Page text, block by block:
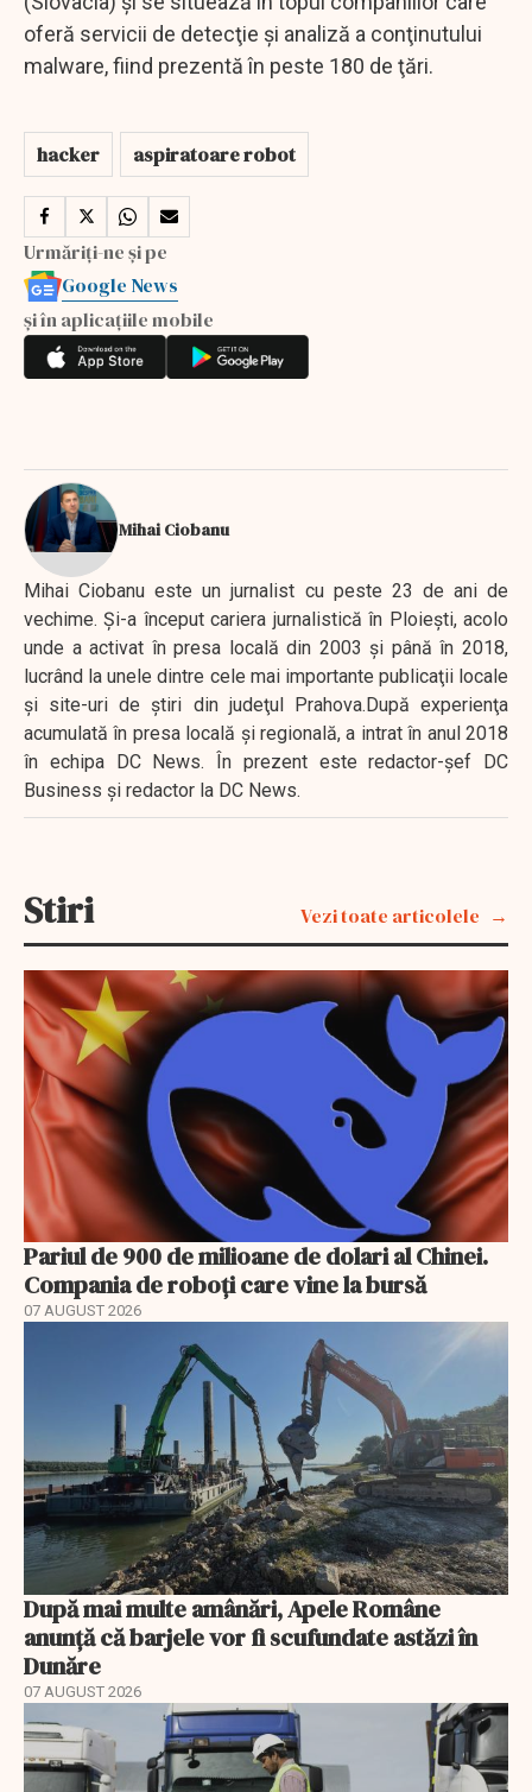
oferă servicii de detecţie şi analiză a conţinutului
malware, fiind prezentă în peste 180 de ţări.
hacker aspiratoare robot
Urmăriți-ne și pe
Google News
și în aplicațiile mobile
Mihai Ciobanu
Mihai Ciobanu este un jurnalist cu peste 23 de ani de
vechime. Şi-a început cariera jurnalistică în Ploieşti, acolo
unde a activat în presa locală din 2003 şi până în 2018,
lucrând la unele dintre cele mai importante publicaţii locale
şi site-uri de ştiri din judeţul Prahova.După experienţa
acumulată în presa locală şi regională, a intrat în anul 2018
în echipa DC News. În prezent este redactor-şef DC
Business şi redactor la DC News.
Stiri Vezi toate articolele
Pariul de 900 de milioane de dolari al Chinei.
Compania de roboți care vine la bursă
07 AUGUST 2026
După mai multe amânări, Apele Române
anunță că barjele vor fi scufundate astăzi în
Dunăre
07 AUGUST 2026